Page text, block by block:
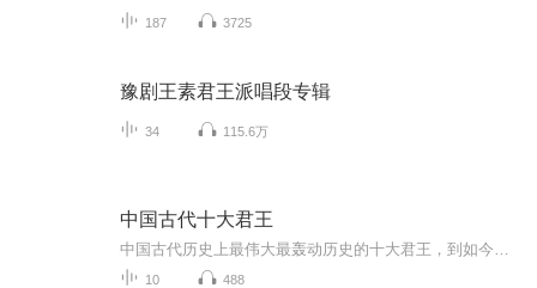
187 3725
豫剧王素君王派唱段专辑
34 115.6万
中国古代十大君王
10 488